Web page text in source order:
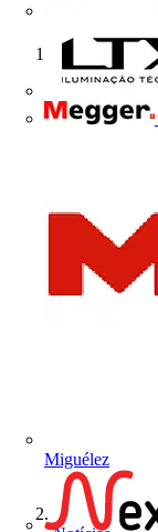
Miguélez
Início